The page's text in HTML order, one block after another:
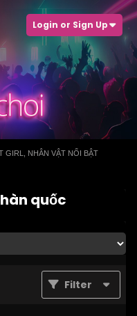
Login or Sign Up
GIRL, NHÂN VẬT NỔI BẬT
quốc
Filter